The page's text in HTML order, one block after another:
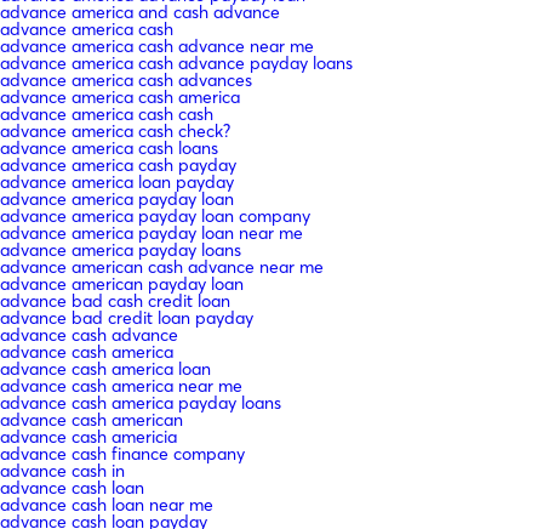
advance america and cash advance
advance america cash
advance america cash advance near me
advance america cash advance payday loans
advance america cash advances
advance america cash america
advance america cash cash
advance america cash check?
advance america cash loans
advance america cash payday
advance america loan payday
advance america payday loan
advance america payday loan company
advance america payday loan near me
advance america payday loans
advance american cash advance near me
advance american payday loan
advance bad cash credit loan
advance bad credit loan payday
advance cash advance
advance cash america
advance cash america loan
advance cash america near me
advance cash america payday loans
advance cash american
advance cash americia
advance cash finance company
advance cash in
advance cash loan
advance cash loan near me
advance cash loan payday